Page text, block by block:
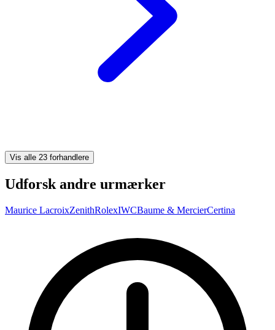
Vis alle 23 forhandlere
Udforsk andre urmærker
Maurice LacroixZenithRolexIWCBaume & MercierCertina